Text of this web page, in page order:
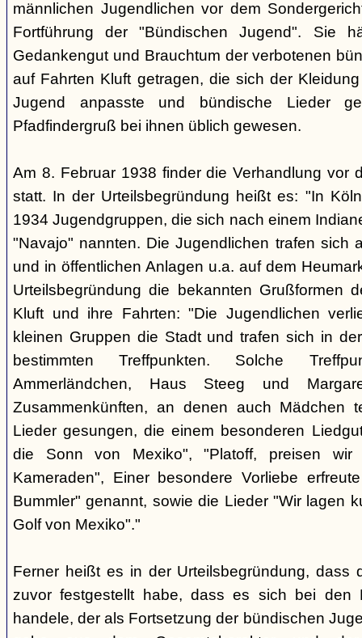
männlichen Jugendlichen vor dem
Fortführung der "Bündischen Jugend". Sie
Gedankengut und Brauchtum der verbotenen
auf Fahrten Kluft getragen, die sich der
Jugend anpasste und bündische Lieder
Pfadfindergruß bei ihnen üblich gewesen.
Am 8. Februar 1938 finder die Verhandlung vor
statt. In der Urteilsbegründung heißt es: "In
1934 Jugendgruppen, die sich nach einem
"Navajo" nannten. Die Jugendlichen trafen sich
und in öffentlichen Anlagen u.a. auf dem
Urteilsbegründung die bekannten Grußformen
Kluft und ihre Fahrten: "Die Jugendlichen
kleinen Gruppen die Stadt und trafen sich in
bestimmten Treffpunkten. Solche
Ammerländchen, Haus Steeg und
Zusammenkünften, an denen auch Mädchen
Lieder gesungen, die einem besonderen
die Sonn von Mexiko", "Platoff, preisen
Kameraden", Einer besondere Vorliebe
Bummler" genannt, sowie die Lieder "Wir lagen
Golf von Mexiko"."
Ferner heißt es in der Urteilsbegründung, dass
zuvor festgestellt habe, dass es sich bei den
handele, der als Fortsetzung der bündischen